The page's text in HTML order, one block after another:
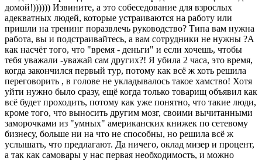
домой!)))))) Извините, а это собеседование для взрослых
адекватных людей, которые устраиваются на работу или
пришли на тренинг поразвлечь руководство? Типа вам нужна
работа, вы и подстраивайтесь, а вам сотрудники не нужны ?А
как насчёт того, что "время - деньги" и если хочешь, чтобы
тебя уважали -уважай сам других?! Я убила 2 часа, это время,
когда закончился первый тур, потому как всё ж хоть решила
переговорить , в голове не укладывалось такое хамство! Хотя
уйти нужно было сразу, ещё когда только товарищ объявил как
всё будет проходить, потому как уже понятно, что такие люди,
кроме того, что выносить другим мозг, своими вычитанными
заморочками из "умных" американских книжек по сетевому
бизнесу, больше ни на что не способны, но решила всё ж
услышать, что предлагают. Да ничего, оклад мизер и процент,
а так как самовары у нас первая необходимость, и можно